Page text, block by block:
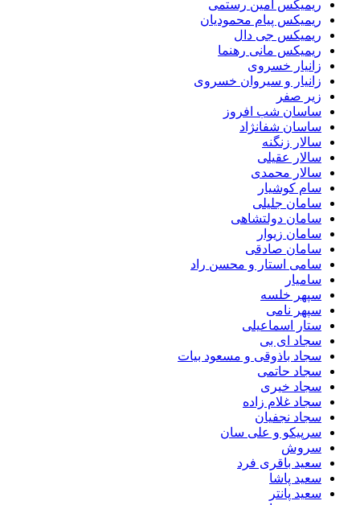
ریمیکس امین رستمی
ریمیکس پیام محمودیان
ریمیکس جی دال
ریمیکس مانی رهنما
زانیار خسروی
زانیار و سیروان خسروی
زیر صفر
ساسان شب افروز
ساسان شفانژاد
سالار زنگنه
سالار عقیلی
سالار محمدی
سام کوشیار
سامان جلیلی
سامان دولتشاهی
سامان زیوار
سامان صادقی
سامی استار و محسن راد
سامیار
سپهر خلسه
سپهر نامی
ستار اسماعیلی
سجاد ای بی
سجاد باذوقی و مسعود بیات
سجاد حاتمی
سجاد خیری
سجاد غلام زاده
سجاد نجفیان
سرپیکو و علی سان
سروش
سعید باقری فرد
سعید پاشا
سعید پانتر